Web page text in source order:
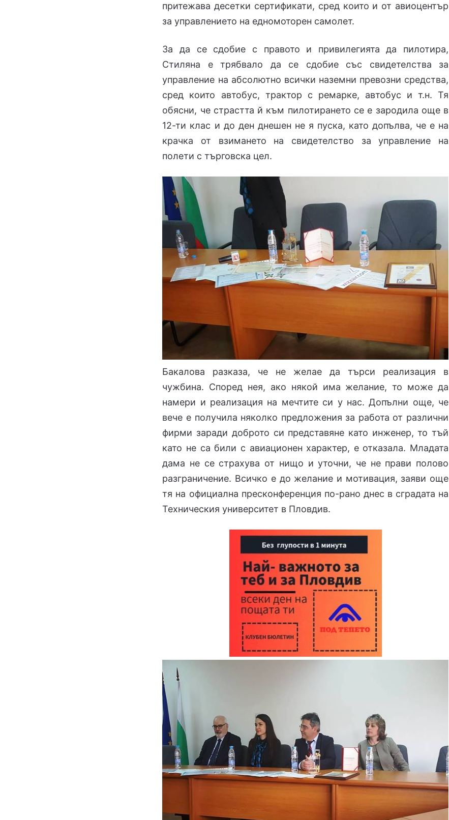
притежава десетки сертификати, сред които и от авиоцентър
за управлението на едномоторен самолет.
За да се сдобие с правото и привилегията да пилотира,
Стиляна е трябвало да се сдобие със свидетелства за
управление на абсолютно всички наземни превозни средства,
сред които автобус, трактор с ремарке, автобус и т.н. Тя
обясни, че страстта й към пилотирането се е зародила още в
12-ти клас и до ден днешен не я пуска, като допълва, че е на
крачка от взимането на свидетелство за управление на
полети с търговска цел.
Бакалова разказа, че не желае да търси реализация в
чужбина. Според нея, ако някой има желание, то може да
намери и реализация на мечтите си у нас. Допълни още, че
вече е получила няколко предложения за работа от различни
фирми заради доброто си представяне като инженер, то тъй
като не са били с авиационен характер, е отказала. Младата
дама не се страхува от нищо и уточни, че не прави полово
разграничение. Всичко е до желание и мотивация, заяви още
тя на официална пресконференция по-рано днес в сградата на
Техническия университет в Пловдив.